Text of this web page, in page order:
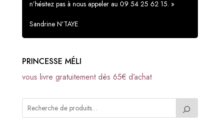
n’hésitez pas à nous appeler au 09 54 25 62 15. »
Sandrine N’TAYE
PRINCESSE MÉLI
vous livre gratuitement dès 65€ d’achat